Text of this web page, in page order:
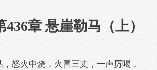
章 悬崖勒马（上）
火中烧，火冒三丈，一声厉喝，